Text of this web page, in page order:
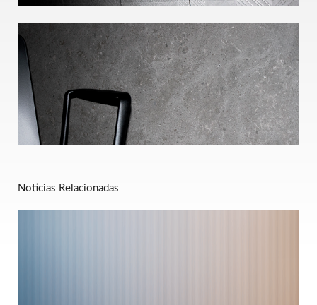
Noticias Relacionadas